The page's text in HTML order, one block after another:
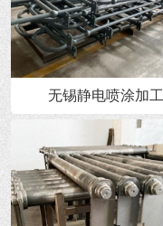
无锡静电喷涂加工